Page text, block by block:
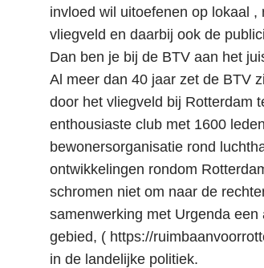
invloed wil uitoefenen op lokaal
vliegveld en daarbij ook de
Dan ben je bij de BTV aan het
Al meer dan 40 jaar zet de BTV
door het vliegveld bij Rotterdam
enthousiaste club met 1600
bewonersorganisatie rond
ontwikkelingen rondom
schromen niet om naar de
samenwerking met Urgenda
gebied, ( https://
in de landelijke politiek.